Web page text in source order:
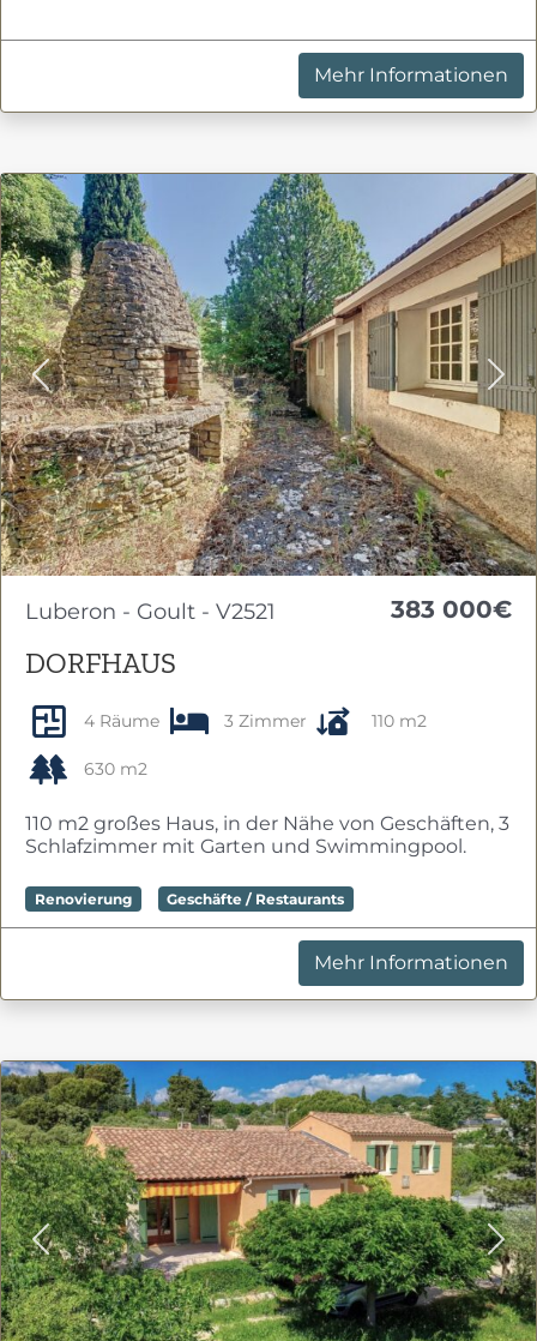
Mehr Informationen
Previous
Luberon - Goult - V2521 383 000€
DORFHAUS
4 Räume 3 Zimmer 110 m2
630 m2
110 m2 großes Haus, in der Nähe von Geschäften, 3
Schlafzimmer mit Garten und Swimmingpool.
Renovierung Geschäfte / Restaurants
Mehr Informationen
Previous